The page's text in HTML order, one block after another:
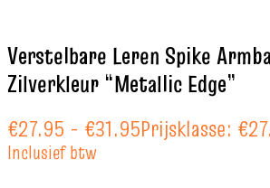
Verstelbare Leren Spike
Zilverkleur “Metallic Edge”
€27.95 - €31.95Prijsklasse:
Inclusief btw